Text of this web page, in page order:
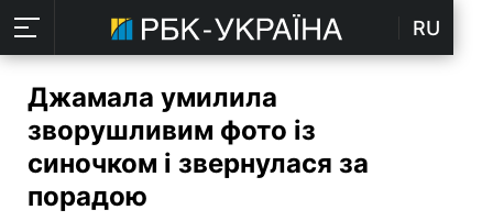
RU
Джамала умилила
зворушливим фото із
синочком і звернулася за
порадою